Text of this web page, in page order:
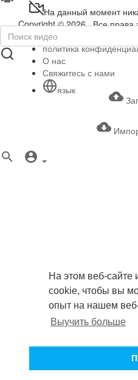
На этом веб-сайте
cookie, чтобы вы
опыт на нашем
Выучить больше
На данный момент
Copyright © 2026 . Все
Условия эксплуатации
политика
О нас
Свяжитесь с нами
язык